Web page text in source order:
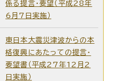
係る提言・要望（平成28年
6月7日実施）
東日本大震災津波からの本
格復興にあたっての提言・
要望書（平成27年12月2
日実施）